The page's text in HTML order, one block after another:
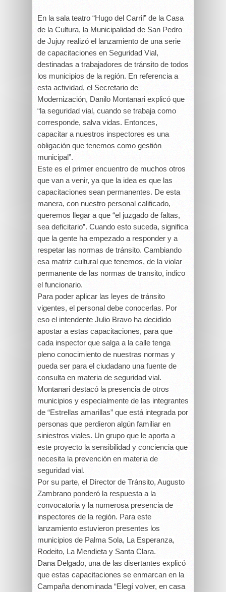
En la sala teatro “Hugo del Carril” de la Casa
de la Cultura, la Municipalidad de San Pedro
de Jujuy realizó el lanzamiento de una serie
de capacitaciones en Seguridad Vial,
destinadas a trabajadores de tránsito de todos
los municipios de la región. En referencia a
esta actividad, el Secretario de
Modernización, Danilo Montanari explicó que
“la seguridad vial, cuando se trabaja como
corresponde, salva vidas. Entonces,
capacitar a nuestros inspectores es una
obligación que tenemos como gestión
municipal”.
Este es el primer encuentro de muchos otros
que van a venir, ya que la idea es que las
capacitaciones sean permanentes. De esta
manera, con nuestro personal calificado,
queremos llegar a que “el juzgado de faltas,
sea deficitario”. Cuando esto suceda, significa
que la gente ha empezado a responder y a
respetar las normas de tránsito. Cambiando
esa matriz cultural que tenemos, de la violar
permanente de las normas de transito, indico
el funcionario.
Para poder aplicar las leyes de tránsito
vigentes, el personal debe conocerlas. Por
eso el intendente Julio Bravo ha decidido
apostar a estas capacitaciones, para que
cada inspector que salga a la calle tenga
pleno conocimiento de nuestras normas y
pueda ser para el ciudadano una fuente de
consulta en materia de seguridad vial.
Montanari destacó la presencia de otros
municipios y especialmente de las integrantes
de “Estrellas amarillas” que está integrada por
personas que perdieron algún familiar en
siniestros viales. Un grupo que le aporta a
este proyecto la sensibilidad y conciencia que
necesita la prevención en materia de
seguridad vial.
Por su parte, el Director de Tránsito, Augusto
Zambrano ponderó la respuesta a la
convocatoria y la numerosa presencia de
inspectores de la región. Para este
lanzamiento estuvieron presentes los
municipios de Palma Sola, La Esperanza,
Rodeito, La Mendieta y Santa Clara.
Dana Delgado, una de las disertantes explicó
que estas capacitaciones se enmarcan en la
Campaña denominada “Elegí volver, en casa